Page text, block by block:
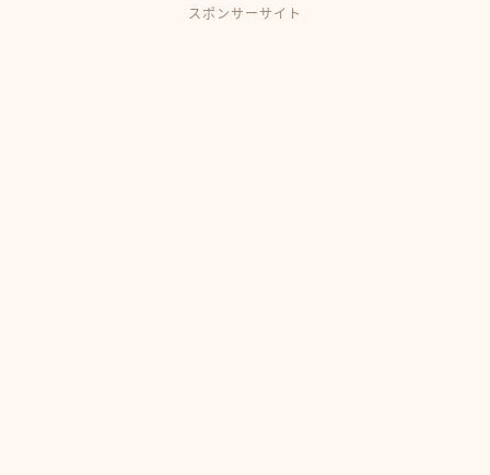
スポンサーサイト